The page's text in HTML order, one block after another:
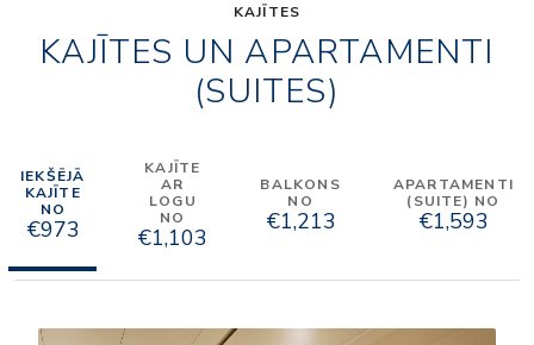
KAJĪTES
KAJĪTES UN APARTAMENTI
(SUITES)
IEKŠĒJĀ
KAJĪTE
NO
€973
KAJĪTE
AR
LOGU
NO
€1,103
BALKONS
NO
€1,213
APARTAMENTI
(SUITE) NO
€1,593